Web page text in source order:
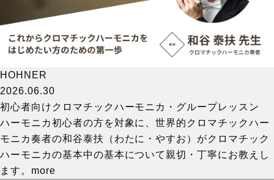
HOHNER
2026.06.30
初心者向けクロマチックハーモニカ・グループレッスン
ハーモニカ初心者の方を対象に、世界的クロマチックハー
モニカ奏者の和谷泰扶（わたに・やすお）がクロマチック
ハーモニカの基本中の基本について親切・丁寧にお教えし
ます。 more